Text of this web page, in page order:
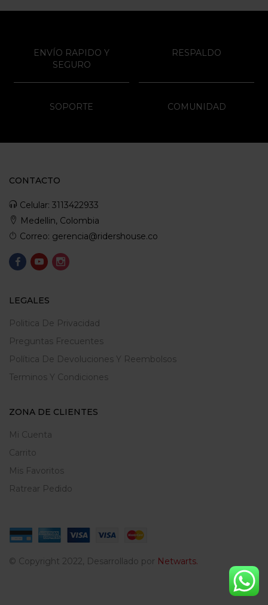
ENVÍO RAPIDO Y
SEGURO
RESPALDO
SOPORTE COMUNIDAD
CONTACTO
Celular: 3113422933
Medellin, Colombia
Correo: gerencia@ridershouse.co
LEGALES
Politica De Privacidad
Preguntas Frecuentes
Política De Devoluciones Y Reembolsos
Terminos Y Condiciones
ZONA DE CLIENTES
Mi Cuenta
Carrito
Mis Favoritos
Ratrear Pedido
© Copyright 2022, Desarrollado por Netwarts.